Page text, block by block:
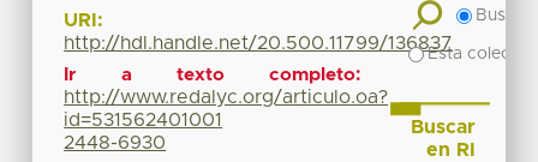
URI:
http://hdl.handle.net/20.500.11799/136837
Ir a texto completo:
http://www.redalyc.org/articulo.oa?
id=531562401001
2448-6930
Buscar
Esta
Buscar
en RI